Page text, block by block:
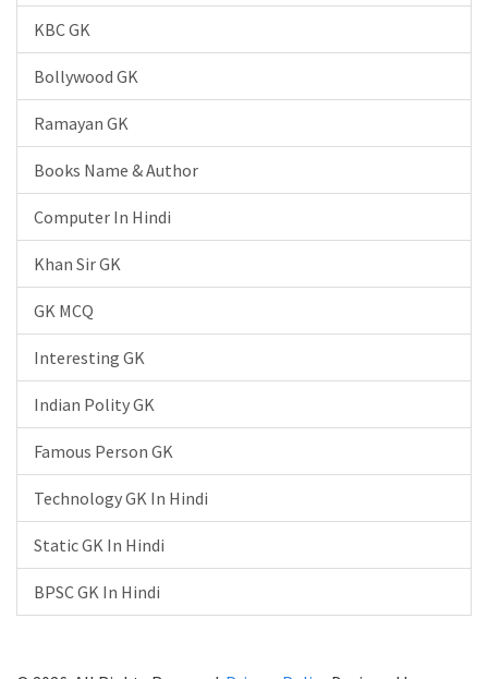
KBC GK
Bollywood GK
Ramayan GK
Books Name & Author
Computer In Hindi
Khan Sir GK
GK MCQ
Interesting GK
Indian Polity GK
Famous Person GK
Technology GK In Hindi
Static GK In Hindi
BPSC GK In Hindi